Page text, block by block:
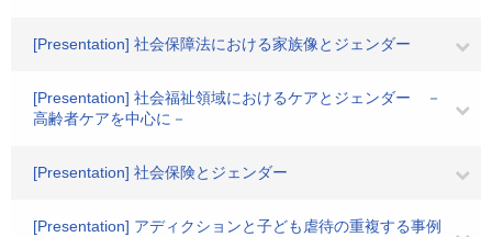
[Presentation] 社会保障法における家族像とジェンダー
[Presentation] 社会福祉領域におけるケアとジェンダー －
高齢者ケアを中心に－
[Presentation] 社会保険とジェンダー
[Presentation] アディクションと子ども虐待の重複する事例